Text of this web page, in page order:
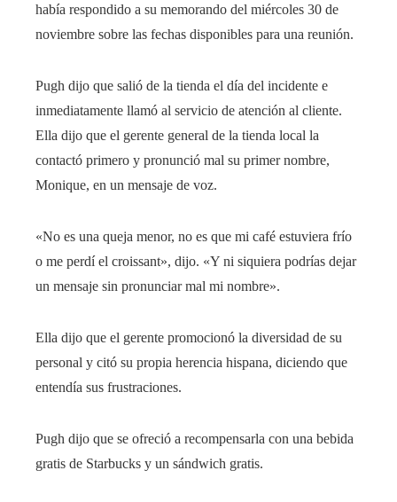
había respondido a su memorando del miércoles 30 de
noviembre sobre las fechas disponibles para una reunión.
Pugh dijo que salió de la tienda el día del incidente e
inmediatamente llamó al servicio de atención al cliente.
Ella dijo que el gerente general de la tienda local la
contactó primero y pronunció mal su primer nombre,
Monique, en un mensaje de voz.
«No es una queja menor, no es que mi café estuviera frío
o me perdí el croissant», dijo. «Y ni siquiera podrías dejar
un mensaje sin pronunciar mal mi nombre».
Ella dijo que el gerente promocionó la diversidad de su
personal y citó su propia herencia hispana, diciendo que
entendía sus frustraciones.
Pugh dijo que se ofreció a recompensarla con una bebida
gratis de Starbucks y un sándwich gratis.